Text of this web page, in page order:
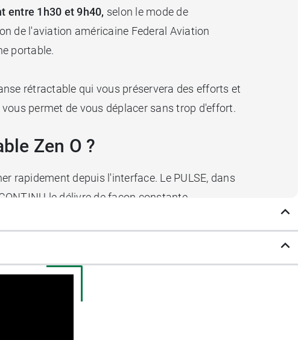
entre 1h30 et 9h40, selon le mode de
de l'aviation américaine Federal Aviation
portable.
rétractable qui vous préservera des efforts et
permet de vous déplacer sans trop d'effort.
Zen O ?
rapidement depuis l'interface. Le PULSE, dans
le délivre de façon constante.
d'aller de 1 à 6 par palier de 0.5. Le cran ou palier